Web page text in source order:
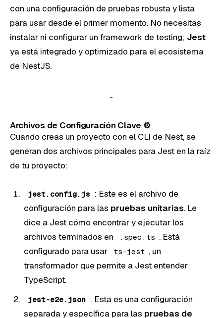
con una configuración de pruebas robusta y lista
para usar desde el primer momento. No necesitas
instalar ni configurar un framework de testing; Jest
ya está integrado y optimizado para el ecosistema
de NestJS.
Archivos de Configuración Clave ⚙️
Cuando creas un proyecto con el CLI de Nest, se
generan dos archivos principales para Jest en la raíz
de tu proyecto:
jest.config.js : Este es el archivo de
configuración para las pruebas unitarias. Le
dice a Jest cómo encontrar y ejecutar los
archivos terminados en
.spec.ts . Está
configurado para usar
ts-jest , un
transformador que permite a Jest entender
TypeScript.
jest-e2e.json : Esta es una configuración
separada y específica para las pruebas de